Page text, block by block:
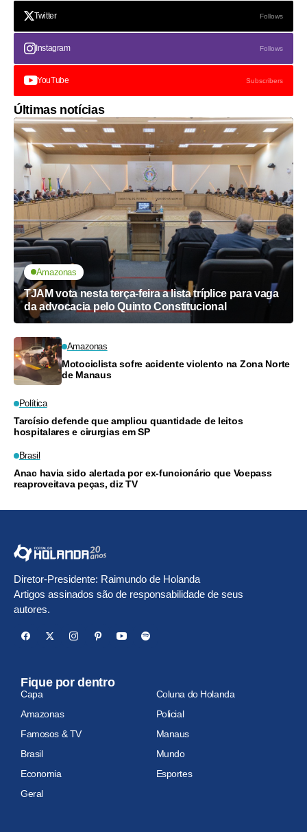
Twitter Follows
Instagram Follows
YouTube Subscribers
Últimas notícias
Amazonas
TJAM vota nesta terça-feira a lista tríplice para vaga
da advocacia pelo Quinto Constitucional
Amazonas
Motociclista sofre acidente violento na Zona Norte
de Manaus
Política
Tarcísio defende que ampliou quantidade de leitos
hospitalares e cirurgias em SP
Brasil
Anac havia sido alertada por ex-funcionário que Voepass
reaproveitava peças, diz TV
Diretor-Presidente: Raimundo de Holanda
Artigos assinados são de responsabilidade de seus
autores.
Fique por dentro
Capa
Coluna do Holanda
Amazonas
Policial
Famosos & TV
Manaus
Brasil
Mundo
Economia
Esportes
Geral